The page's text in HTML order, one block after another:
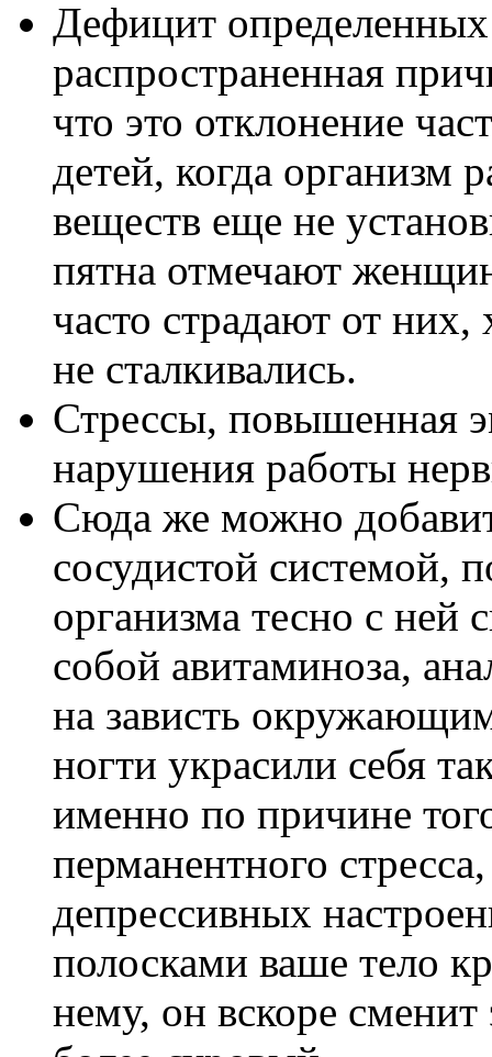
Дефицит
распространенная
что это отклонение
детей, когда организм
веществ еще не
пятна отмечают
часто страдают от них,
не сталкивались.
Стрессы, повышенная
нарушения работы
Сюда же можно
сосудистой системой,
организма тесно с ней
собой авитаминоза,
на зависть
ногти украсили себя
именно по причине
перманентного
депрессивных
полосками ваше тело
нему, он вскоре